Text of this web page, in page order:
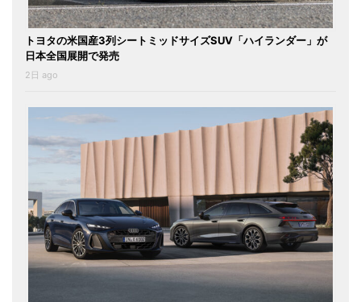
トヨタの米国産3列シートミッドサイズSUV「ハイランダー」が
日本全国展開で発売
2日 ago